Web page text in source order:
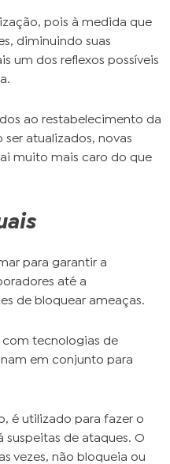
pois à medida que
diminuindo suas
um dos reflexos possíveis
ao restabelecimento da
atualizados, novas
muito mais caro do que
para garantir a
até a
de bloquear ameaças.
com tecnologias de
em conjunto para
é utilizado para fazer o
de ataques. O
vezes, não bloqueia ou